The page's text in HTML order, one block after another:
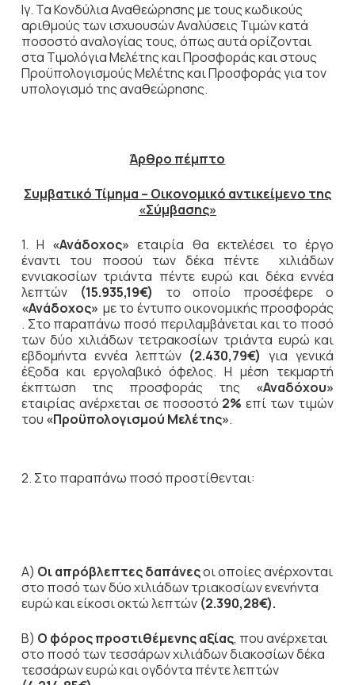
Ιγ. Τα Κονδύλια Αναθεώρησης με τους κωδικούς
αριθμούς των ισχυουσών Αναλύσεις Τιμών κατά
ποσοστό αναλογίας τους, όπως αυτά ορίζονται
στα Τιμολόγια Μελέτης και Προσφοράς και στους
Προϋπολογισμούς Μελέτης και Προσφοράς για τον
υπολογισμό της αναθεώρησης.
Άρθρο πέμπτο
Συμβατικό Τίμημα – Οικονομικό αντικείμενο της
«Σύμβασης»
1. Η «Ανάδοχος» εταιρία θα εκτελέσει το έργο
έναντι του ποσού των δέκα πέντε χιλιάδων
εννιακοσίων τριάντα πέντε ευρώ και δέκα εννέα
λεπτών
(15.935,19€) το οποίο προσέφερε ο
«Ανάδοχος» με το έντυπο οικονομικής προσφοράς
. Στο παραπάνω ποσό περιλαμβάνεται και το ποσό
των δύο χιλιάδων τετρακοσίων τριάντα ευρώ και
εβδομήντα εννέα λεπτών (2.430,79€) για γενικά
έξοδα και εργολαβικό όφελος. Η μέση τεκμαρτή
έκπτωση της προσφοράς της «Αναδόχου»
εταιρίας ανέρχεται σε ποσοστό 2% επί των τιμών
του «Προϋπολογισμού Μελέτης».
2. Στο παραπάνω ποσό προστίθενται:
Α) Οι απρόβλεπτες δαπάνεςοι οποίες ανέρχονται
στο ποσό των δύο χιλιάδων τριακοσίων ενενήντα
ευρώ και είκοσι οκτώ λεπτών (2.390,28€).
Β) Ο φόρος προστιθέμενης αξίας, που ανέρχεται
στο ποσό των τεσσάρων χιλιάδων διακοσίων δέκα
τεσσάρων ευρώ και ογδόντα πέντε λεπτών